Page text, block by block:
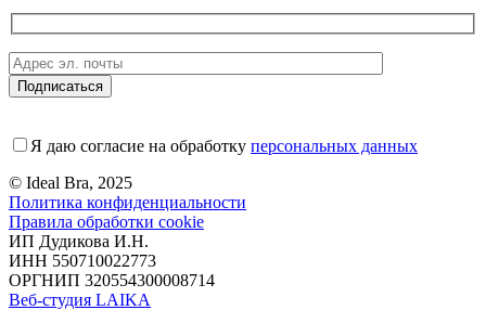
Я даю согласие на обработку персональных данных
© Ideal Bra, 2025
Политика конфиденциальности
Правила обработки cookie
ИП Дудикова И.Н.
ИНН 550710022773
ОРГНИП 320554300008714
Веб-студия LAIKA